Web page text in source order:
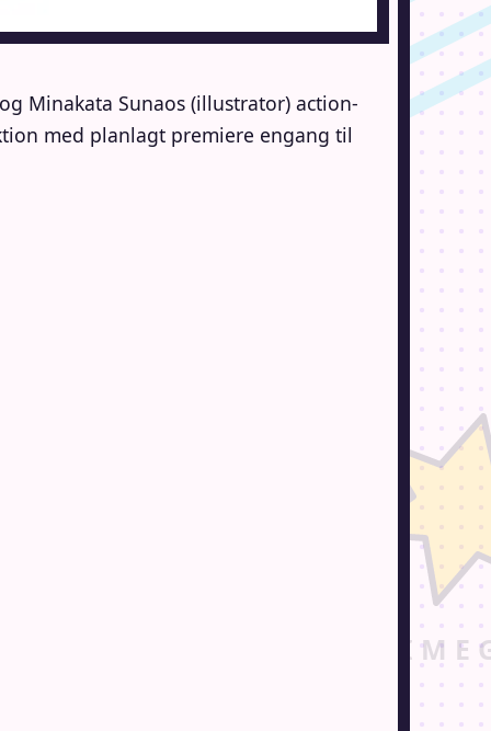
Minakata Sunaos (illustrator) action-
med planlagt premiere engang til